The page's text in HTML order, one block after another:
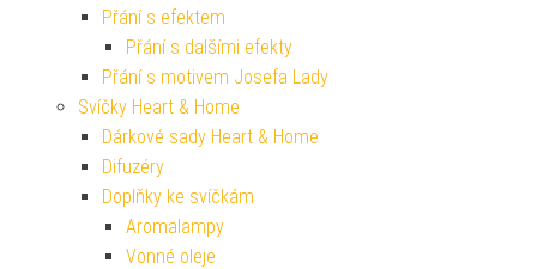
Přání s efektem
Přání s dalšími efekty
Přání s motivem Josefa Lady
Svíčky Heart & Home
Dárkové sady Heart & Home
Difuzéry
Doplňky ke svíčkám
Aromalampy
Vonné oleje